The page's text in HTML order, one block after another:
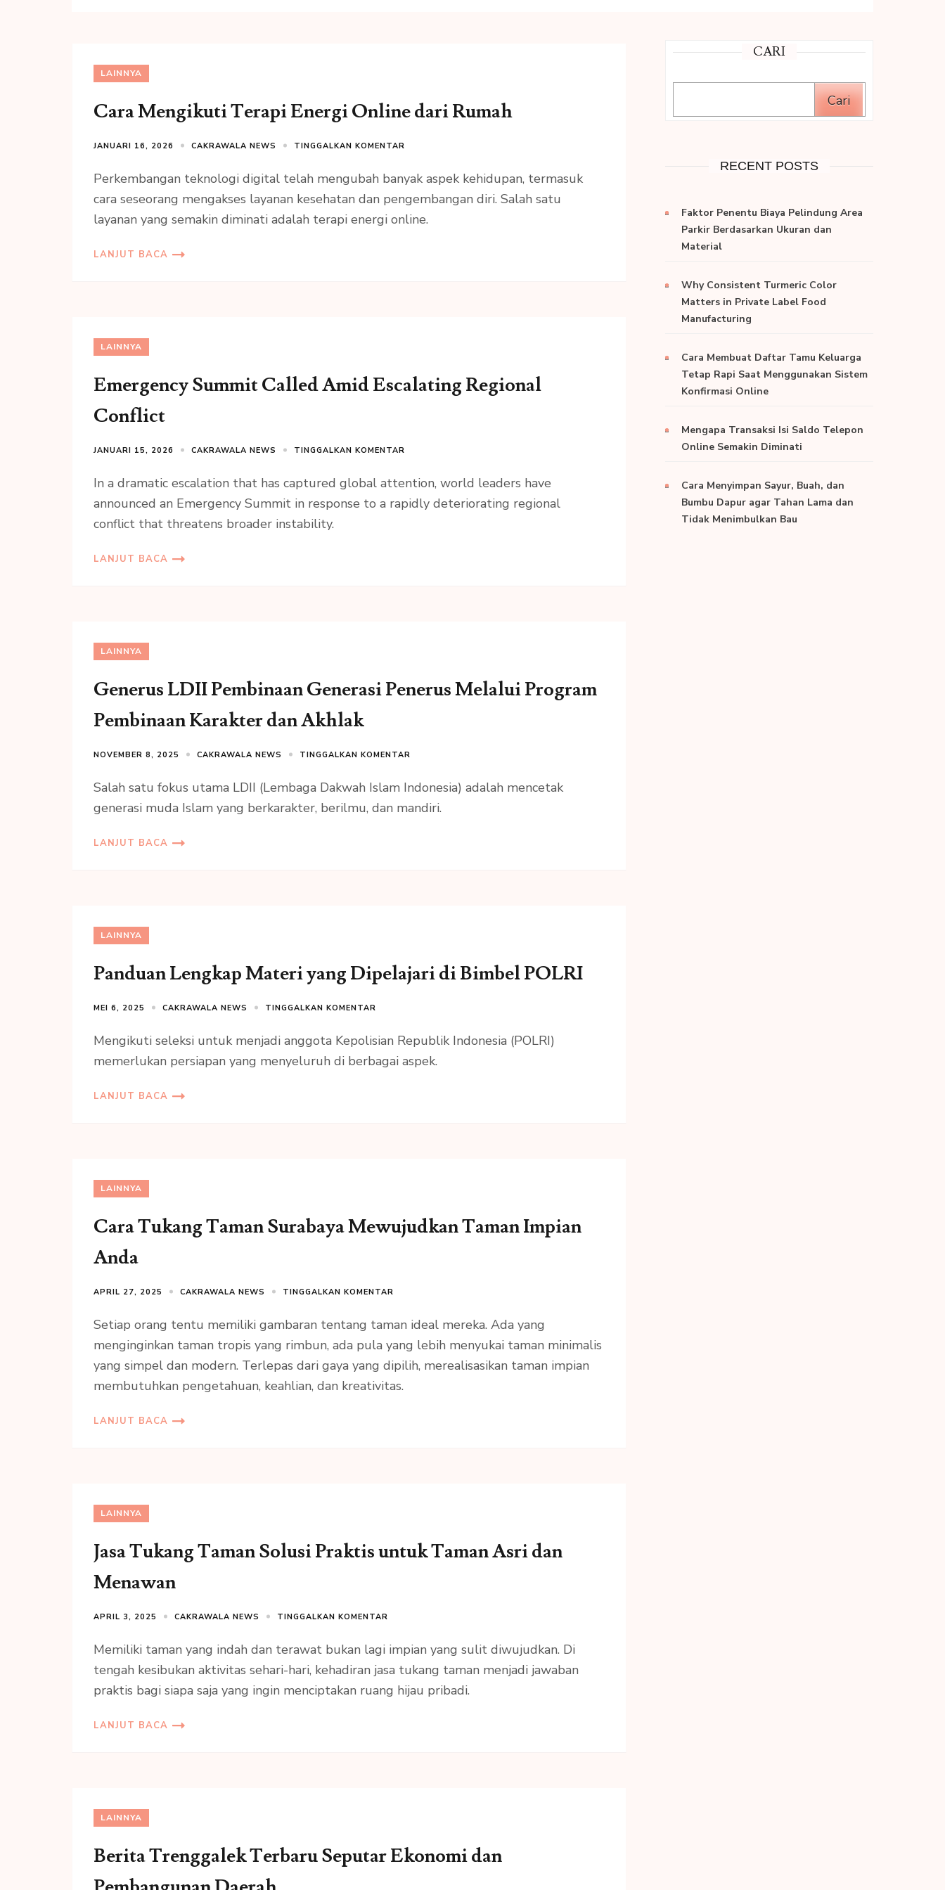
LAINNYA
Cara Mengikuti Terapi Energi Online dari Rumah
JANUARI 16, 2026 CAKRAWALA NEWS TINGGALKAN KOMENTAR
Perkembangan teknologi digital telah mengubah banyak aspek kehidupan, termasuk
cara seseorang mengakses layanan kesehatan dan pengembangan diri. Salah satu
layanan yang semakin diminati adalah terapi energi online.
LANJUT BACA
LAINNYA
Emergency Summit Called Amid Escalating Regional
Conflict
JANUARI 15, 2026 CAKRAWALA NEWS TINGGALKAN KOMENTAR
In a dramatic escalation that has captured global attention, world leaders have
announced an Emergency Summit in response to a rapidly deteriorating regional
conflict that threatens broader instability.
LANJUT BACA
LAINNYA
Generus LDII Pembinaan Generasi Penerus Melalui Program
Pembinaan Karakter dan Akhlak
NOVEMBER 8, 2025 CAKRAWALA NEWS TINGGALKAN KOMENTAR
Salah satu fokus utama LDII (Lembaga Dakwah Islam Indonesia) adalah mencetak
generasi muda Islam yang berkarakter, berilmu, dan mandiri.
LANJUT BACA
LAINNYA
Panduan Lengkap Materi yang Dipelajari di Bimbel POLRI
MEI 6, 2025 CAKRAWALA NEWS TINGGALKAN KOMENTAR
Mengikuti seleksi untuk menjadi anggota Kepolisian Republik Indonesia (POLRI)
memerlukan persiapan yang menyeluruh di berbagai aspek.
LANJUT BACA
LAINNYA
Cara Tukang Taman Surabaya Mewujudkan Taman Impian
Anda
APRIL 27, 2025 CAKRAWALA NEWS TINGGALKAN KOMENTAR
Setiap orang tentu memiliki gambaran tentang taman ideal mereka. Ada yang
menginginkan taman tropis yang rimbun, ada pula yang lebih menyukai taman minimalis
yang simpel dan modern. Terlepas dari gaya yang dipilih, merealisasikan taman impian
membutuhkan pengetahuan, keahlian, dan kreativitas.
LANJUT BACA
LAINNYA
Jasa Tukang Taman Solusi Praktis untuk Taman Asri dan
Menawan
APRIL 3, 2025 CAKRAWALA NEWS TINGGALKAN KOMENTAR
Memiliki taman yang indah dan terawat bukan lagi impian yang sulit diwujudkan. Di
tengah kesibukan aktivitas sehari-hari, kehadiran jasa tukang taman menjadi jawaban
praktis bagi siapa saja yang ingin menciptakan ruang hijau pribadi.
LANJUT BACA
LAINNYA
Berita Trenggalek Terbaru Seputar Ekonomi dan
CARI
Cari
RECENT POSTS
Faktor Penentu Biaya Pelindung Area
Parkir Berdasarkan Ukuran dan
Material
Why Consistent Turmeric Color
Matters in Private Label Food
Manufacturing
Cara Membuat Daftar Tamu Keluarga
Tetap Rapi Saat Menggunakan Sistem
Konfirmasi Online
Mengapa Transaksi Isi Saldo Telepon
Online Semakin Diminati
Cara Menyimpan Sayur, Buah, dan
Bumbu Dapur agar Tahan Lama dan
Tidak Menimbulkan Bau